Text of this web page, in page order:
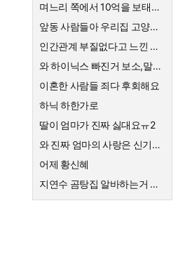
며느리 쪽에서 10억을 보태준대요.
앞동 사람들아 우리집 고양이한테 큰절해라
인간관계 부질없다고 느낀 순간
와 하이닉스 빠진거 보소,말이 안나옴
이혼한 사람들 죄다 후회해요
하닉 하한가로
딸이 엄마가 진짜 싫대요ㅠ2
와 진짜 엄마의 사랑은 신기하네요
어제 황신혜
지연수 곰탕집 알바하는거 대단해요